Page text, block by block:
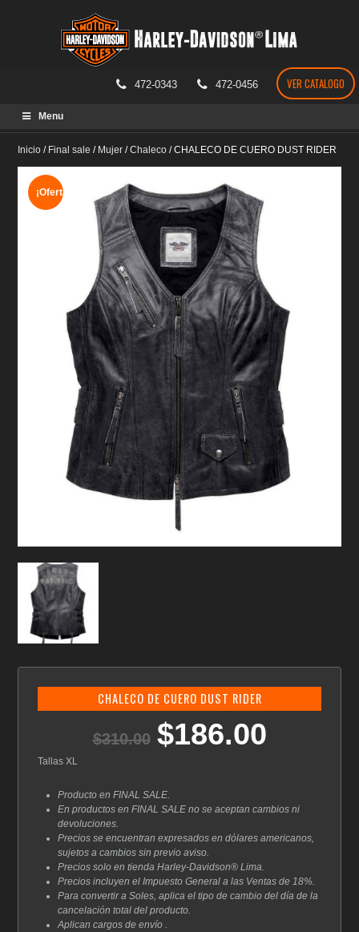
472-0343 472-0456 VER CATALOGO
Menu
Inicio / Final sale / Mujer /Chaleco /CHALECO DE CUERO DUST RIDER
¡Oferta!
CHALECO DE CUERO DUST RIDER
$310.00 El
precio
$310.00.
$186.00El
Tallas XL
Producto en FINAL SALE.
En productos en FINAL SALE no se aceptan cambios ni
devoluciones.
Precios se encuentran expresados en dólares americanos,
sujetos a cambios sin previo aviso.
Precios solo en tienda Harley-Davidson® Lima.
Precios incluyen el Impuesto General a las Ventas de 18%.
Para convertir a Soles, aplica el tipo de cambio del día de la
cancelación total del producto.
Aplican cargos de envío .